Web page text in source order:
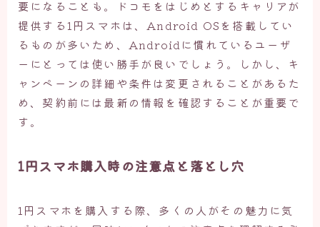
要になることも。ドコモをはじめとするキャリアが
提供する1円スマホは、Android OSを搭載してい
るものが多いため、Androidに慣れているユーザ
ーにとっては使い勝手が良いでしょう。しかし、キ
ャンペーンの詳細や条件は変更されることがあるた
め、契約前には最新の情報を確認することが重要で
す。
1円スマホ購入時の注意点と落とし穴
1円スマホを購入する際、多くの人がその魅力に気